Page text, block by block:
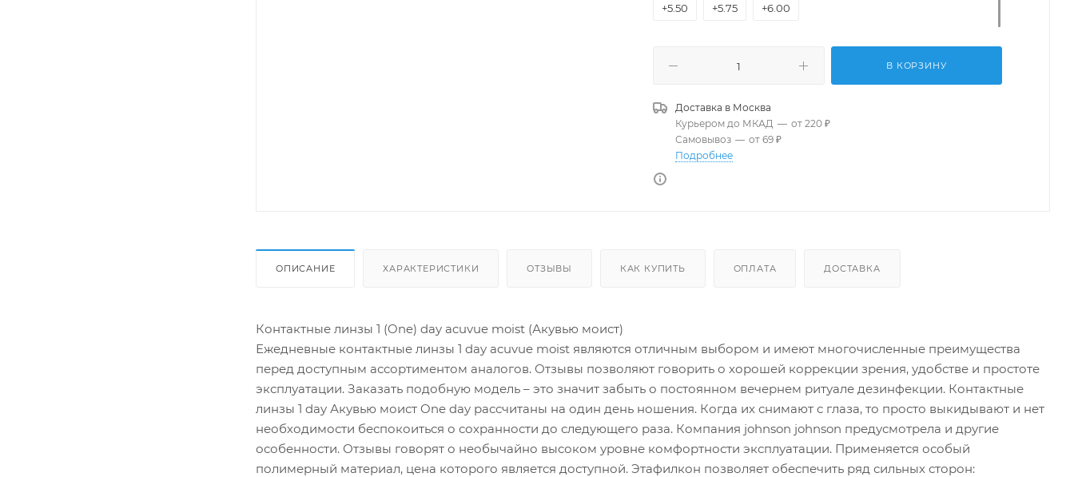
+5.50 +5.75 +6.00
В КОРЗИНУ
Доставка в Москва
Курьером до МКАД — от 220 ₽
Самовывоз — от 69 ₽
Подробнее
ОПИСАНИЕ ХАРАКТЕРИСТИКИ ОТЗЫВЫ КАК КУПИТЬ ОПЛАТА ДОСТАВКА
Контактные линзы 1 (One) day acuvue moist (Акувью моист)
Ежедневные контактные линзы 1 day acuvue moist являются отличным выбором и имеют многочисленные преимущества
перед доступным ассортиментом аналогов. Отзывы позволяют говорить о хорошей коррекции зрения, удобстве и простоте
эксплуатации. Заказать подобную модель – это значит забыть о постоянном вечернем ритуале дезинфекции. Контактные
линзы 1 day Акувью моист One day рассчитаны на один день ношения. Когда их снимают с глаза, то просто выкидывают и нет
необходимости беспокоиться о сохранности до следующего раза. Компания johnson johnson предусмотрела и другие
особенности. Отзывы говорят о необычайно высоком уровне комфортности эксплуатации. Применяется особый
полимерный материал, цена которого является доступной. Этафилкон позволяет обеспечить ряд сильных сторон: